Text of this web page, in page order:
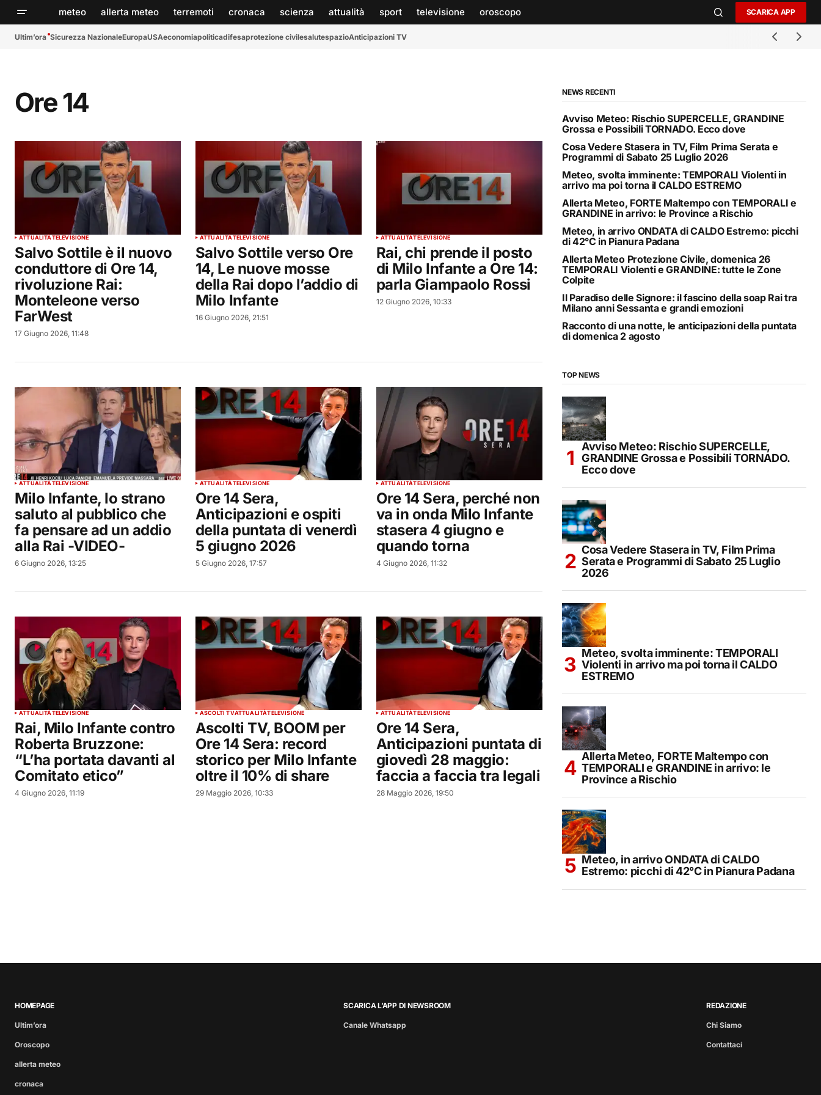
meteo allerta meteo terremoti cronaca scienza attualità sport televisione oroscopo SCARICA APP
Ultim’ora Sicurezza NazionaleEuropaUSAeconomiapoliticadifesaprotezione civilesalutespazioAnticipazioni TV
Ore 14
ATTUALITÀTELEVISIONE
Salvo Sottile è il nuovo
conduttore di Ore 14,
rivoluzione Rai:
Monteleone verso
FarWest
17 Giugno 2026, 11:48
ATTUALITÀTELEVISIONE
Salvo Sottile verso Ore
14, Le nuove mosse
della Rai dopo l’addio di
Milo Infante
16 Giugno 2026, 21:51
ATTUALITÀTELEVISIONE
Rai, chi prende il posto
di Milo Infante a Ore 14:
parla Giampaolo Rossi
12 Giugno 2026, 10:33
ATTUALITÀTELEVISIONE
Milo Infante, lo strano
saluto al pubblico che
fa pensare ad un addio
alla Rai -VIDEO-
6 Giugno 2026, 13:25
ATTUALITÀTELEVISIONE
Ore 14 Sera,
Anticipazioni e ospiti
della puntata di venerdì
5 giugno 2026
5 Giugno 2026, 17:57
ATTUALITÀTELEVISIONE
Ore 14 Sera, perché non
va in onda Milo Infante
stasera 4 giugno e
quando torna
4 Giugno 2026, 11:32
ATTUALITÀTELEVISIONE
Rai, Milo Infante contro
Roberta Bruzzone:
“L’ha portata davanti al
Comitato etico”
4 Giugno 2026, 11:19
ASCOLTI TVATTUALITÀTELEVISIONE
Ascolti TV, BOOM per
Ore 14 Sera: record
storico per Milo Infante
oltre il 10% di share
29 Maggio 2026, 10:33
ATTUALITÀTELEVISIONE
Ore 14 Sera,
Anticipazioni puntata di
giovedì 28 maggio:
faccia a faccia tra legali
28 Maggio 2026, 19:50
NEWS RECENTI
Avviso Meteo: Rischio SUPERCELLE, GRANDINE
Grossa e Possibili TORNADO. Ecco dove
Cosa Vedere Stasera in TV, Film Prima Serata e
Programmi di Sabato 25 Luglio 2026
Meteo, svolta imminente: TEMPORALI Violenti in
arrivo ma poi torna il CALDO ESTREMO
Allerta Meteo, FORTE Maltempo con TEMPORALI e
GRANDINE in arrivo: le Province a Rischio
Meteo, in arrivo ONDATA di CALDO Estremo: picchi
di 42°C in Pianura Padana
Allerta Meteo Protezione Civile, domenica 26
TEMPORALI Violenti e GRANDINE: tutte le Zone
Colpite
Il Paradiso delle Signore: il fascino della soap Rai tra
Milano anni Sessanta e grandi emozioni
Racconto di una notte, le anticipazioni della puntata
di domenica 2 agosto
TOP NEWS
Avviso Meteo: Rischio SUPERCELLE,
GRANDINE Grossa e Possibili TORNADO.
Ecco dove
Cosa Vedere Stasera in TV, Film Prima
Serata e Programmi di Sabato 25 Luglio
2026
Meteo, svolta imminente: TEMPORALI
Violenti in arrivo ma poi torna il CALDO
ESTREMO
Allerta Meteo, FORTE Maltempo con
TEMPORALI e GRANDINE in arrivo: le
Province a Rischio
Meteo, in arrivo ONDATA di CALDO
Estremo: picchi di 42°C in Pianura Padana
HOMEPAGE
Ultim’ora
Oroscopo
allerta meteo
cronaca
SCARICA L’APP DI NEWSROOM
Canale Whatsapp
REDAZIONE
Chi Siamo
Contattaci